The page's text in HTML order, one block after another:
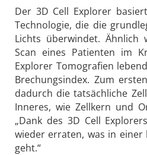
Der 3D Cell Explorer
Technologie, die die
Lichts überwindet. Ähnlich
Scan eines Patienten im
Explorer Tomografien
Brechungsindex. Zum
dadurch die tatsächliche
Inneres, wie Zellkern und
„Dank des 3D Cell
wieder erraten, was in einer
geht.“